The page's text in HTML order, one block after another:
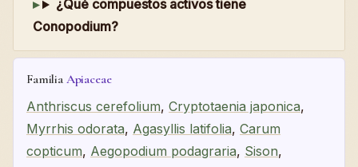
¿Qué compuestos activos tiene
Conopodium?
Familia Apiaceae
Anthriscus cerefolium, Cryptotaenia japonica,
Myrrhis odorata, Agasyllis latifolia, Carum
copticum, Aegopodium podagraria, Sison,